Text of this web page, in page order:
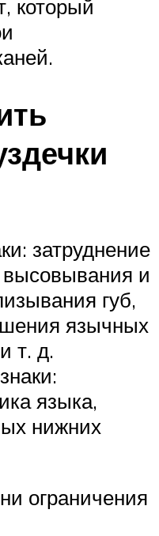
который
затруднение
и
губ,
язычных
т. д.
языка,
нижних
ограничения